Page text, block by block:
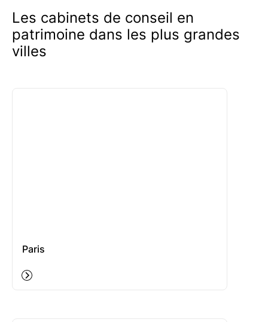
Les cabinets de conseil en
patrimoine dans les plus grandes
villes
Paris